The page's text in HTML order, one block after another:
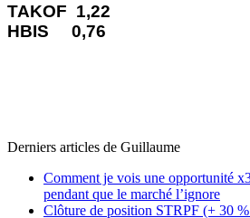
TAKOF 1,22
HBIS 0,76
Derniers articles de Guillaume
Comment je vois une opportunité
pendant que le marché l’ignore
Clôture de position STRPF (+ 30